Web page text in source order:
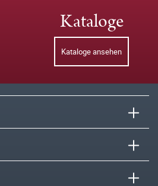
Kataloge
Kataloge ansehen